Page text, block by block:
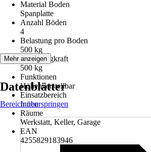
Material Boden
Spanplatte
Anzahl Böden
4
Belastung pro Boden
500 kg
Max. Tragkraft
500 kg
Funktionen
Höhenverstellbar
Einsatzbereich
Innen
Räume
Werkstatt, Keller, Garage
EAN
4255829183946
Mehr anzeigen
Datenblätter
Bereich überspringen